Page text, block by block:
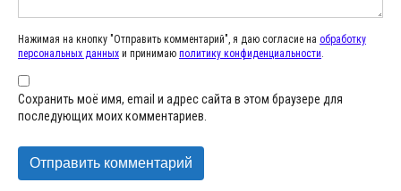
Нажимая на кнопку "Отправить комментарий", я даю согласие на обработку
персональных данных и принимаю политику конфиденциальности
Сохранить моё имя, email и адрес сайта в этом браузере для
последующих моих комментариев.